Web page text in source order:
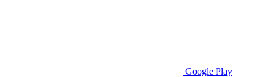
Google Play